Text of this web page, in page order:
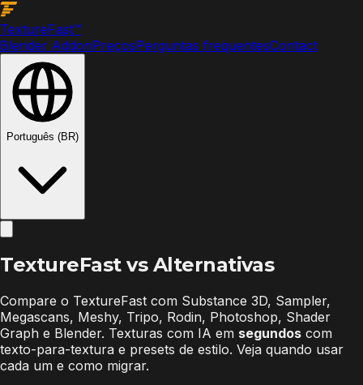
TextureFast™
Blender AddonPreçosPerguntas frequentesContact
Português (BR)
TextureFast vs Alternativas
Compare o TextureFast com Substance 3D, Sampler,
Megascans, Meshy, Tripo, Rodin, Photoshop, Shader
Graph e Blender. Texturas com IA em segundos com
texto-para-textura e presets de estilo. Veja quando usar
cada um e como migrar.